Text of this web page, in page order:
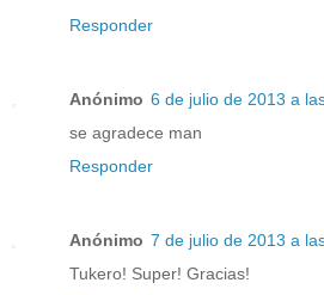
Responder
Anónimo 6 de julio de 2013 a
se agradece man
Responder
Anónimo 7 de julio de 2013 a
Tukero! Super! Gracias!